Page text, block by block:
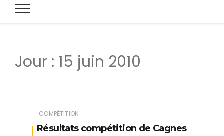
Jour : 15 juin 2010
COMPÉTITION
Résultats compétition de Cagnes